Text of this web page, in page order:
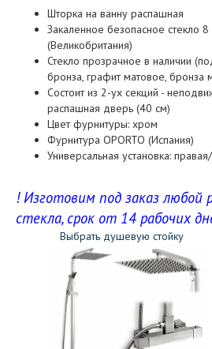
Шторка на ванну распашная
Закаленное безопасное стекло
(Великобритания)
Стекло прозрачное в наличии
бронза, графит матовое, бронза
Состоит из 2-ух секций -
распашная дверь (40 см)
Цвет фурнитуры: хром
Фурнитура OPORTO (Испания)
Универсальная установка:
! Изготовим под заказ любой
стекла, срок от 14 рабочих
Выбрать душевую стойку